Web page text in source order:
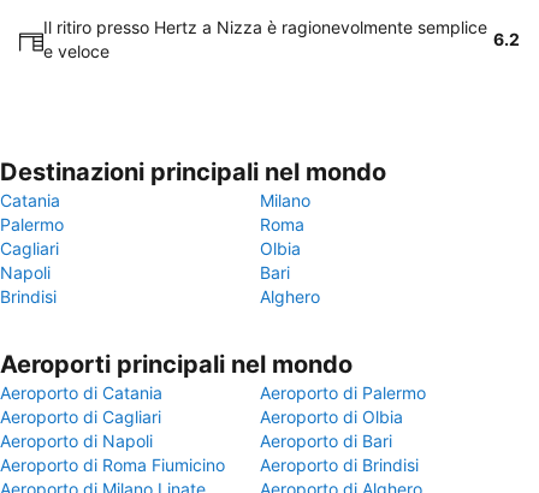
Il ritiro presso Hertz a Nizza è ragionevolmente semplice
e veloce
6.2
Destinazioni principali nel mondo
Catania
Milano
Palermo
Roma
Cagliari
Olbia
Napoli
Bari
Brindisi
Alghero
Aeroporti principali nel mondo
Aeroporto di Catania
Aeroporto di Palermo
Aeroporto di Cagliari
Aeroporto di Olbia
Aeroporto di Napoli
Aeroporto di Bari
Aeroporto di Roma Fiumicino
Aeroporto di Brindisi
Aeroporto di Milano Linate
Aeroporto di Alghero